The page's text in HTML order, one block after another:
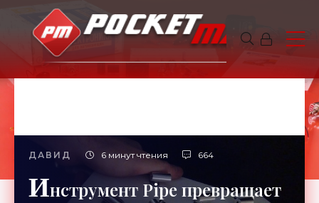
ДАВИД 6 минут чтения 664
Инструмент Pipe превращает